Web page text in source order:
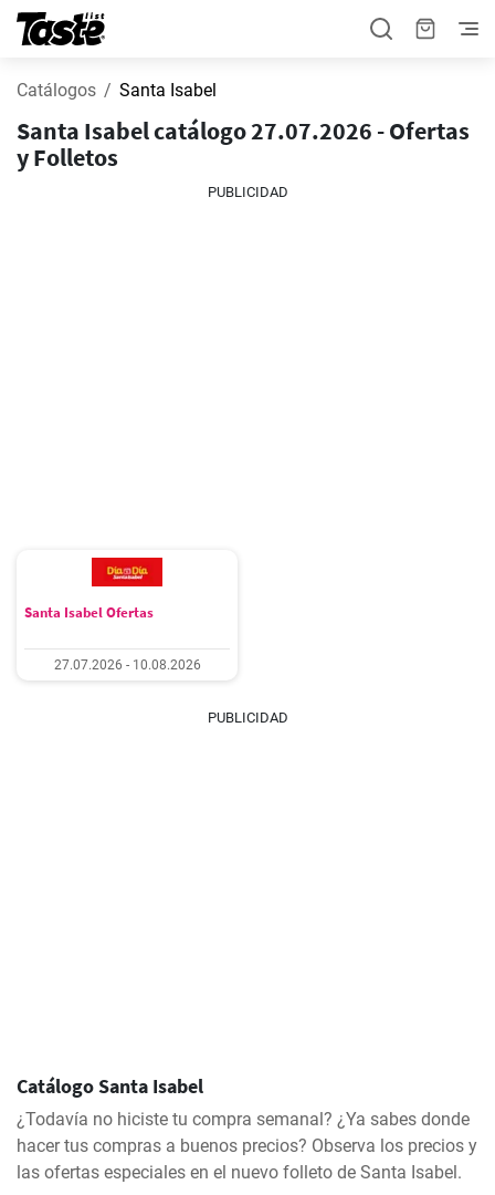
Catálogos Santa Isabel
Santa Isabel catálogo 27.07.2026 - Ofertas
y Folletos
PUBLICIDAD
Santa Isabel Ofertas
27.07.2026 - 10.08.2026
PUBLICIDAD
Catálogo Santa Isabel
¿Todavía no hiciste tu compra semanal? ¿Ya sabes donde
hacer tus compras a buenos precios? Observa los precios y
las ofertas especiales en el nuevo folleto de Santa Isabel.